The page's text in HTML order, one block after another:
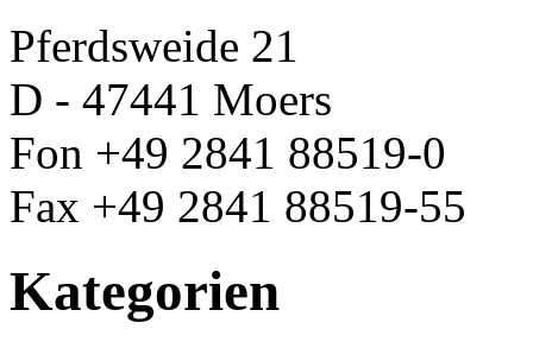
Pferdsweide 21
D - 47441 Moers
Fon +49 2841 88519-0
Fax +49 2841 88519-55
Kategorien